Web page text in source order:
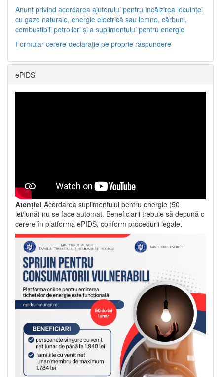
Anunț privind acordarea ajutorului pentru încălzirea locuinței
cu gaze naturale, energie electrică sau lemne, cărbuni,
combustibili petrolieri și a suplimentului pentru energie
Formular cerere-declarație pe proprie răspundere
ePIDS
Atenție! Acordarea suplimentului pentru energie (50
lei/lună) nu se face automat. Beneficiarii trebuie să depună o
cerere în platforma ePIDS, conform procedurii legale.